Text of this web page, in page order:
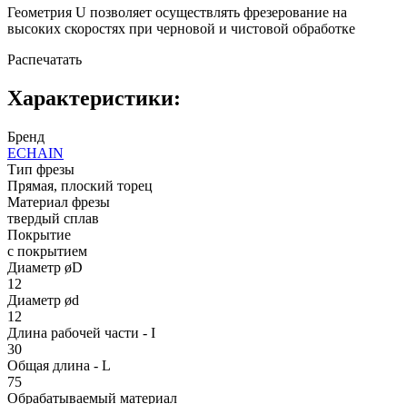
Геометрия U позволяет осуществлять фрезерование на
высоких скоростях при черновой и чистовой обработке
Распечатать
Характеристики:
Бренд
ECHAIN
Тип фрезы
Прямая, плоский торец
Материал фрезы
твердый сплав
Покрытие
с покрытием
Диаметр øD
12
Диаметр ød
12
Длина рабочей части - I
30
Общая длина - L
75
Обрабатываемый материал